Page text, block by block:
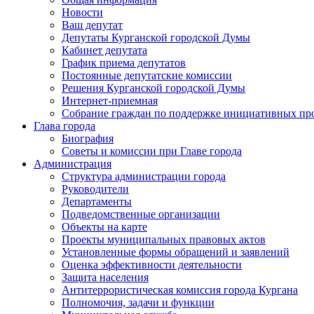
Новости
Ваш депутат
Депутаты Курганской городской Думы
Кабинет депутата
График приема депутатов
Постоянные депутатские комиссии
Решения Курганской городской Думы
Интернет-приемная
Собрание граждан по поддержке инициативных
Глава города
Биография
Советы и комиссии при Главе города
Администрация
Структура администрации города
Руководители
Департаменты
Подведомственные организации
Объекты на карте
Проекты муниципальных правовых актов
Установленные формы обращений и заявлений
Оценка эффективности деятельности
Защита населения
Антитеррористическая комиссия города Кургана
Полномочия, задачи и функции